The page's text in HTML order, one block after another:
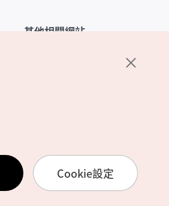
其他相關網站
Cookie設定